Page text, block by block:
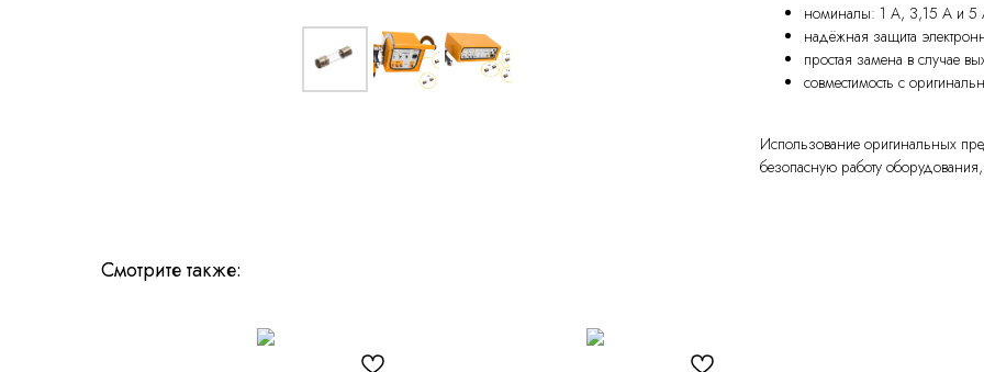
номиналы: 1 А, 3,15 А и
надёжная защита
простая замена в случае
совместимость с
Использование оригинальных
безопасную работу
Смотрите также: